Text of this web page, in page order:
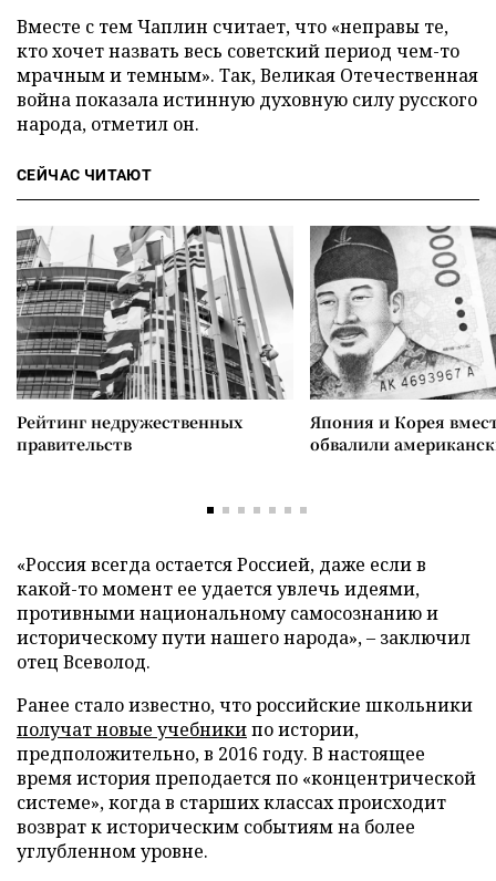
Вместе с тем Чаплин считает, что «неправы те,
кто хочет назвать весь советский период чем-то
мрачным и темным». Так, Великая Отечественная
война показала истинную духовную силу русского
народа, отметил он.
СЕЙЧАС ЧИТАЮТ
Рейтинг недружественных
правительств
Япония и Корея
обвалили
«Россия всегда остается Россией, даже если в
какой-то момент ее удается увлечь идеями,
противными национальному самосознанию и
историческому пути нашего народа», – заключил
отец Всеволод.
Ранее стало известно, что российские школьники
получат новые учебникипо истории,
предположительно, в 2016 году. В настоящее
время история преподается по «концентрической
системе», когда в старших классах происходит
возврат к историческим событиям на более
углубленном уровне.